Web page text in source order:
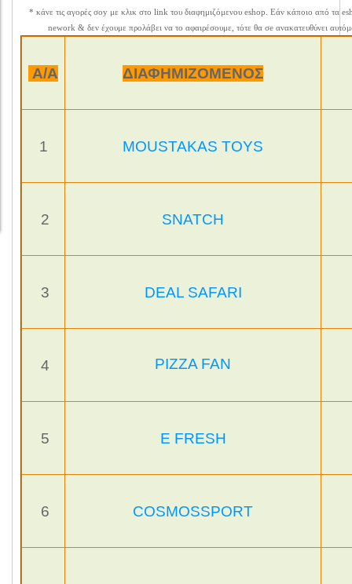
* κάνε τις αγορές σoy με κλικ στο link του διαφημιζόμενου eshop. Εάν κάποιο από τα
nework & δεν έχουμε προλάβει να το αφαιρέσουμε, τότε θα σe ανακατευθύνει
Α/Α ΔΙΑΦΗΜΙΖΟΜΕΝΟΣ
1 MOUSTAKAS TOYS
2 SNATCH
3 DEAL SAFARI
4 PIZZA FAN
5 E FRESH
6 COSMOSSPORT